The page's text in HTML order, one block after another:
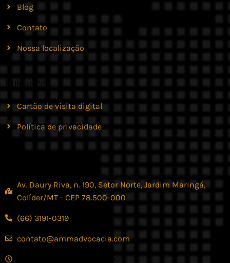
Blog
Contato
Nossa localização
Links úteis
Cartão de visita digital
Política de privacidade
Av. Daury Riva, n. 190, Setor Norte, Jardim Maringá,
Colíder/MT - CEP 78.500-000
(66) 3191-0319
contato@ammadvocacia.com